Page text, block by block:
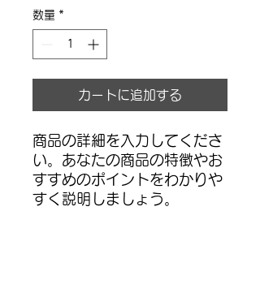
数量 *
カートに追加する
商品の詳細を入力してくださ
い。あなたの商品の特徴やお
すすめのポイントをわかりや
すく説明しましょう。